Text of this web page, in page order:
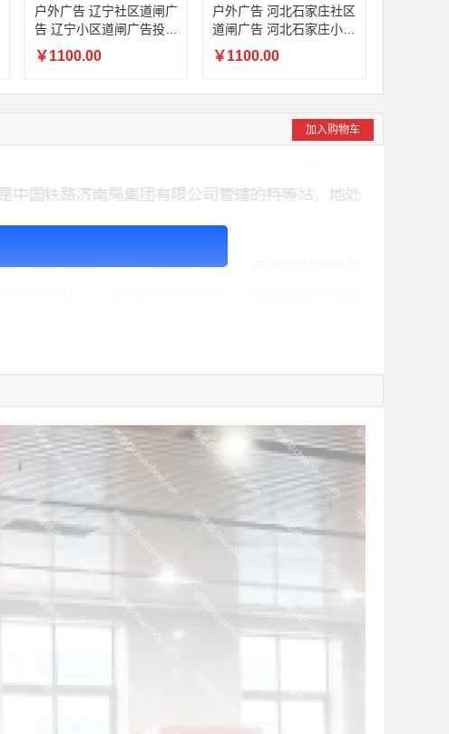
户外广告 辽宁社区道闸广
告 辽宁小区道闸广告投放
价格
￥1100.00
户外广告 河北石家庄社区
道闸广告 河北石家庄小区
道闸广告投放价格
￥1100.00
加入购物车